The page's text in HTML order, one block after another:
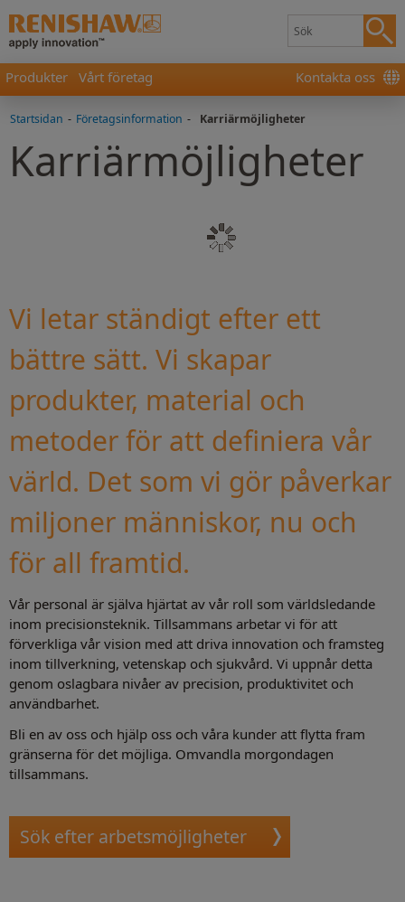
Produkter Vårt företag Kontakta oss
Startsidan - Företagsinformation - Karriärmöjligheter
Karriärmöjligheter
Vi letar ständigt efter ett
bättre sätt. Vi skapar
produkter, material och
metoder för att definiera vår
värld. Det som vi gör påverkar
miljoner människor, nu och
för all framtid.
Vår personal är själva hjärtat av vår roll som världsledande
inom precisionsteknik. Tillsammans arbetar vi för att
förverkliga vår vision med att driva innovation och framsteg
inom tillverkning, vetenskap och sjukvård. Vi uppnår detta
genom oslagbara nivåer av precision, produktivitet och
användbarhet.
Bli en av oss och hjälp oss och våra kunder att flytta fram
gränserna för det möjliga. Omvandla morgondagen
tillsammans.
Sök efter arbetsmöjligheter